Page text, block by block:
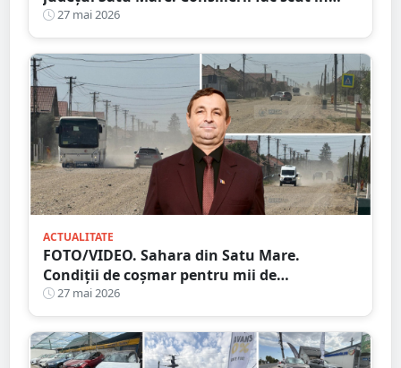
jurul primarului: ”Nu știa nimic, e
nevinovat”
27 mai 2026
ACTUALITATE
FOTO/VIDEO. Sahara din Satu Mare.
Condiții de coșmar pentru mii de
sătmăreni. Nori de praf, se cer măsuri
urgente
27 mai 2026